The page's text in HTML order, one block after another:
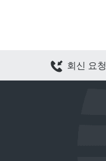
회신 요청